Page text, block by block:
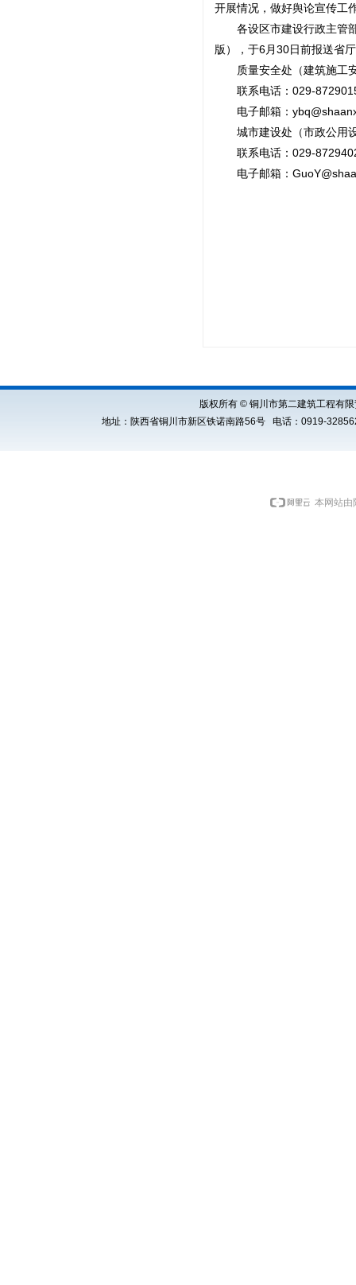
开展情况，做好舆论宣传工
各设区市建设行政主管部
版），于6月30日前报送省
质量安全处（建筑施工
联系电话：029-
电子邮箱：
城市建设处（市政公用
联系电话：029-
电子邮箱：
版权所有 © 铜川市第二建筑工程有
地址：陕西省铜川市新区铁诺南路56号 电话：0919-
本网站由